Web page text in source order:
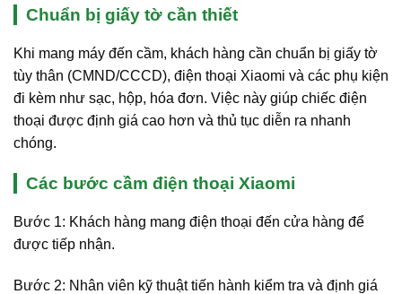
Chuẩn bị giấy tờ cần thiết
Khi mang máy đến cầm, khách hàng cần chuẩn bị giấy tờ
tùy thân (CMND/CCCD), điện thoại Xiaomi và các phụ kiện
đi kèm như sạc, hộp, hóa đơn. Việc này giúp chiếc điện
thoại được định giá cao hơn và thủ tục diễn ra nhanh
chóng.
Các bước cầm điện thoại Xiaomi
Bước 1: Khách hàng mang điện thoại đến cửa hàng để
được tiếp nhận.
Bước 2: Nhân viên kỹ thuật tiến hành kiểm tra và định giá